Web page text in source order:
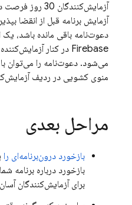
آزمایش‌کنندگان
دعوت‌نامه باقی مانده باشد،
Firebase در کنار
می‌شود. دعوت‌نامه را می‌توان با
منوی کشویی در ردیف
مراحل بعدی
بازخورد درون‌برنامه‌ای را
بازخورد درباره برنامه
برای آزمایش‌کنندگان